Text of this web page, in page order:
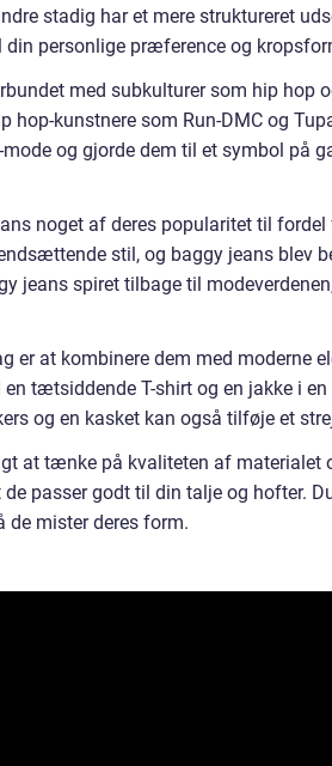
stadig har et mere struktureret
personlige præference og
med subkulturer som hip hop
hop-kunstnere som Run-DMC og
og gjorde dem til et symbol på
noget af deres popularitet til
stil, og baggy jeans blev
jeans spiret tilbage til
er at kombinere dem med moderne
tætsiddende T-shirt og en jakke i
og en kasket kan også tilføje et
at tænke på kvaliteten af
passer godt til din talje og hofter.
de mister deres form.